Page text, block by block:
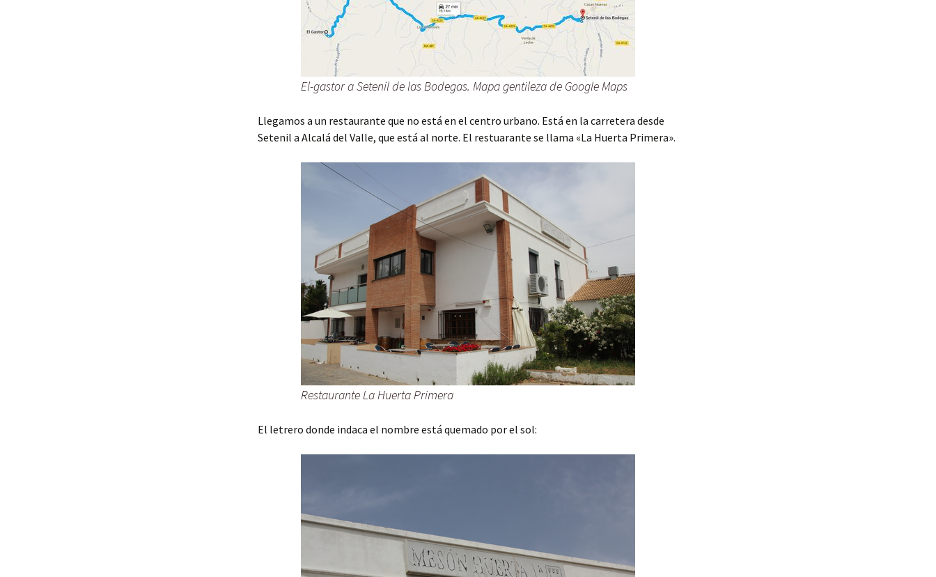
El-gastor a Setenil de las Bodegas. Mapa gentileza de Google Maps
Llegamos a un restaurante que no está en el centro urbano. Está en la carretera desde
Setenil a Alcalá del Valle, que está al norte. El restuarante se llama «La Huerta Primera».
Restaurante La Huerta Primera
El letrero donde indaca el nombre está quemado por el sol: